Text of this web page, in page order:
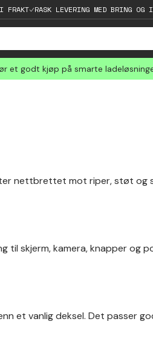
FRAKT RASK LEVERING MED BRING OG
et godt kjøp på smarte
nettbrettet mot riper, støt og
til skjerm, kamera, knapper og
et vanlig deksel. Det passer